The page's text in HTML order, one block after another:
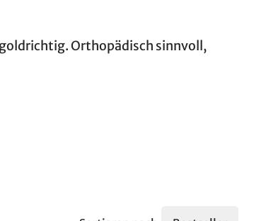
Orthopädisch sinnvoll,